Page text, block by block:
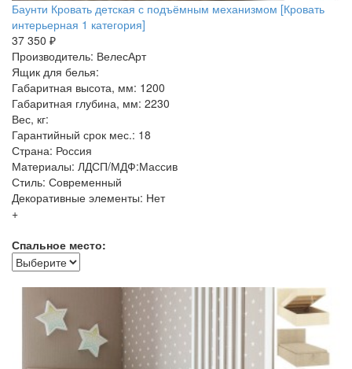
Баунти Кровать детская с подъёмным механизмом [Кровать
интерьерная 1 категория]
37 350 ₽
Производитель: ВелесАрт
Ящик для белья:
Габаритная высота, мм: 1200
Габаритная глубина, мм: 2230
Вес, кг:
Гарантийный срок мес.: 18
Страна: Россия
Материалы: ЛДСП/МДФ:Массив
Стиль: Современный
Декоративные элементы: Нет
+
Спальное место: